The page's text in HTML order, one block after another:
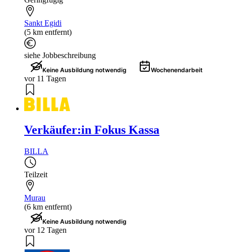
Sankt Egidi
(5 km entfernt)
siehe Jobbeschreibung
Keine Ausbildung notwendig Wochenendarbeit
vor 11 Tagen
Verkäufer:in Fokus Kassa
BILLA
Teilzeit
Murau
(6 km entfernt)
Keine Ausbildung notwendig
vor 12 Tagen